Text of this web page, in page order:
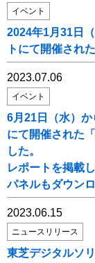
イベント
2024年1月31日
トにて開催され
2023.07.06
イベント
6月21日（水）
にて開催された
した。
レポートを掲載
パネルもダウン
2023.06.15
ニュースリリース
東芝デジタルソ